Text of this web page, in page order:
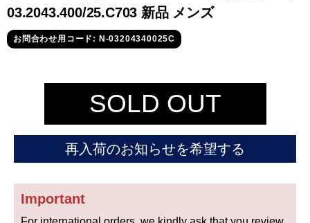
セイコー
オメガ
ヴァシュロン
コンスタンタン
チューダー パネライ
03.2043.400/25.C703 新品 メンズ
お問合わせ用コード: N-03204340025C
SOLD OUT
再入荷のお知らせを希望する
Important